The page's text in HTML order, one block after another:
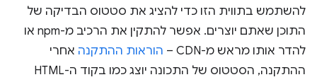
להשתמש בתווית הזו כדי להציג את סטטוס הבדיקה של
התוכן שאתם יוצרים. אפשר להתקין את הרכיב מ-npm או
להדר אותו מראש מ-CDN –
הוראות ההתקנה אחרי
ההתקנה, הסטטוס של התכונה יוצג כמו בקוד ה-HTML